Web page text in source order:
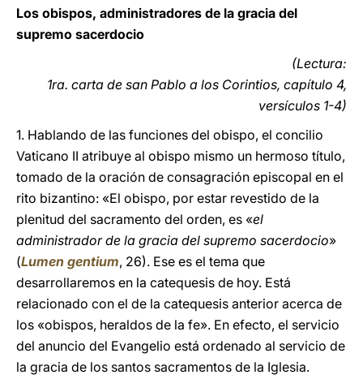
Los obispos, administradores de la gracia del
supremo sacerdocio
(Lectura:
1ra. carta de san Pablo a los Corintios, capítulo 4,
versículos 1-4)
1. Hablando de las funciones del obispo, el concilio
Vaticano II atribuye al obispo mismo un hermoso título,
tomado de la oración de consagración episcopal en el
rito bizantino: «El obispo, por estar revestido de la
plenitud del sacramento del orden, es «el
administrador de la gracia del supremo sacerdocio»
(Lumen gentium, 26). Ese es el tema que
desarrollaremos en la catequesis de hoy. Está
relacionado con el de la catequesis anterior acerca de
los «obispos, heraldos de la fe». En efecto, el servicio
del anuncio del Evangelio está ordenado al servicio de
la gracia de los santos sacramentos de la Iglesia.